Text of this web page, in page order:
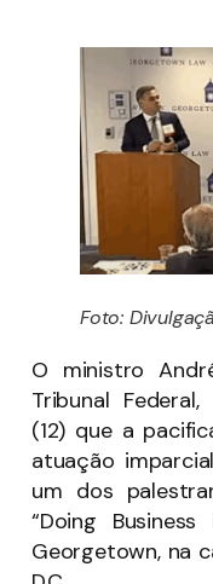
Foto:
O ministro
Tribunal
(12) que a
atuação
um dos
“Doing
Georgetown, na